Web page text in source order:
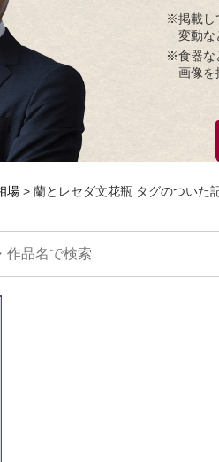
※掲載し
変動な
※食器な
画像を
場 蘭とレセダ文花瓶 タグのついた